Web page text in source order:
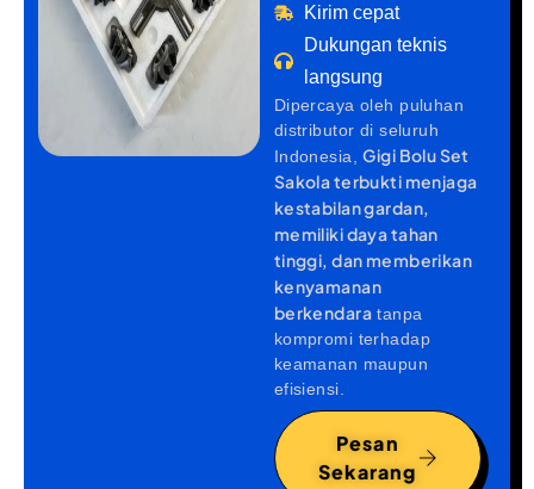
Kirim cepat
Dukungan teknis
langsung
Dipercaya oleh puluhan
distributor di seluruh
Indonesia,Gigi Bolu Set
Sakola terbukti menjaga
kestabilan gardan,
memiliki daya tahan
tinggi, dan memberikan
kenyamanan
berkendara tanpa
kompromi terhadap
keamanan maupun
efisiensi.
Pesan
Sekarang